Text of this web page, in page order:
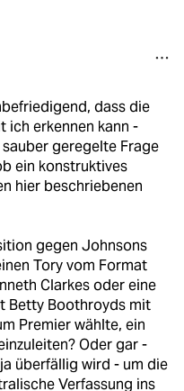
dass die
ich erkennen kann -
geregelte Frage
ein konstruktives
hier beschriebenen
gegen Johnsons
Tory vom Format
Clarkes oder eine
Betty Boothroyds mit
Premier wählte, ein
Oder gar -
überfällig wird - um die
Verfassung ins